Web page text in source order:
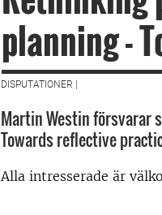
planning -
DISPUTATIONER |
Martin Westin försvarar
Towards reflective
Alla intresserade är